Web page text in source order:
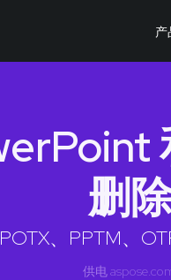
产
删
、PPTM、
供电